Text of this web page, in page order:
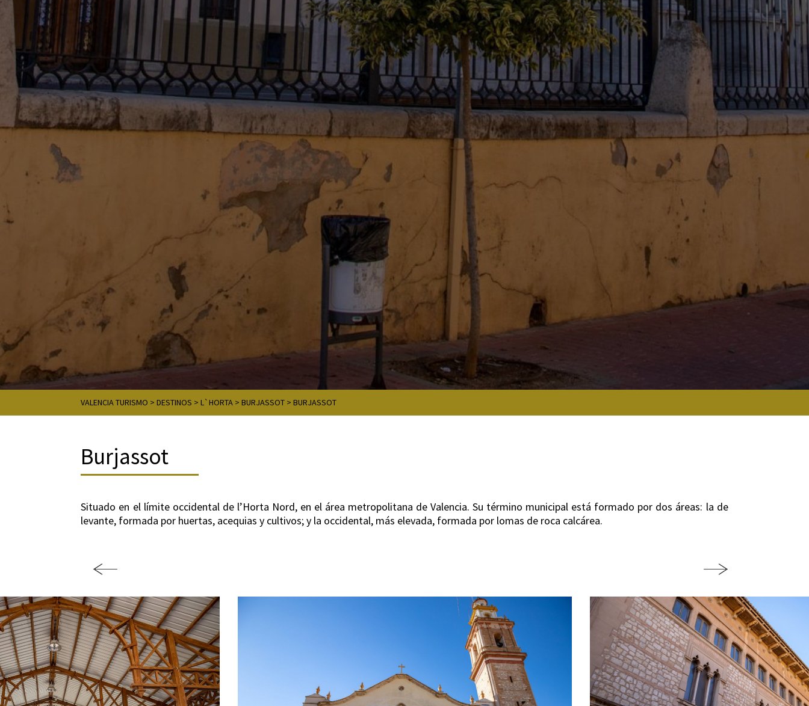
VALENCIA TURISMO >DESTINOS >L`HORTA >BURJASSOT >BURJASSOT
Burjassot
Situado en el límite occidental de l’Horta Nord, en el área metropolitana de Valencia. Su término municipal está formado por dos áreas: la de
levante, formada por huertas, acequias y cultivos; y la occidental, más elevada, formada por lomas de roca calcárea.